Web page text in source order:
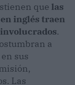
que las
inglés traen
.
a
sus
Las